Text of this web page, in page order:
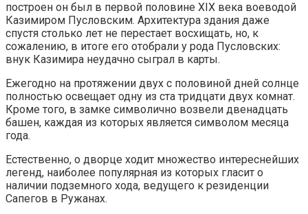
построен он был в первой половине XIX века воеводой
Казимиром Пусловским. Архитектура здания даже
спустя столько лет не перестает восхищать, но, к
сожалению, в итоге его отобрали у рода Пусловских:
внук Казимира неудачно сыграл в карты.
Ежегодно на протяжении двух с половиной дней солнце
полностью освещает одну из ста тридцати двух комнат.
Кроме того, в замке символично возвели двенадцать
башен, каждая из которых является символом месяца
года.
Естественно, о дворце ходит множество интереснейших
легенд, наиболее популярная из которых гласит о
наличии подземного хода, ведущего к резиденции
Сапегов в Ружанах.